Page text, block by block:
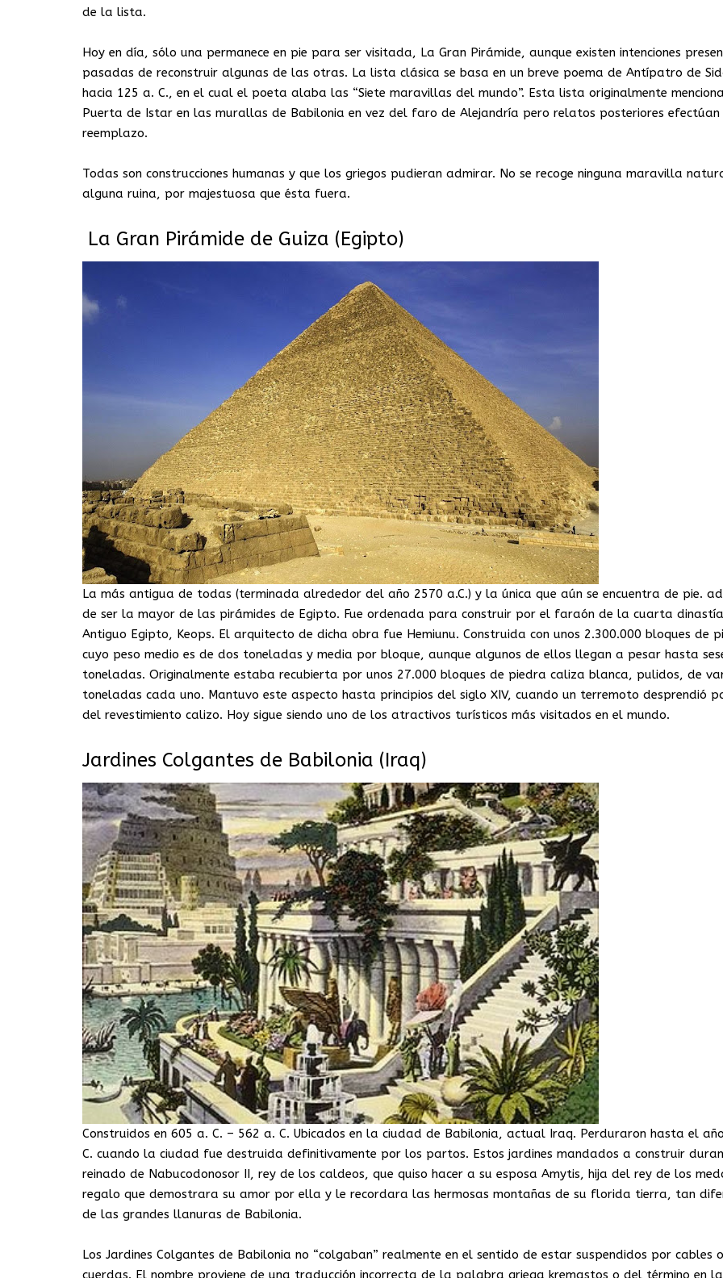
de la lista.
Hoy en día, sólo una permanece en pie para ser visitada, La Gran Pirámide, aunque existen intenciones
pasadas de reconstruir algunas de las otras. La lista clásica se basa en un breve poema de Antípatro de
hacia 125 a. C., en el cual el poeta alaba las “Siete maravillas del mundo”. Esta lista originalmente
Puerta de Istar en las murallas de Babilonia en vez del faro de Alejandría pero relatos posteriores efectúan
reemplazo.
Todas son construcciones humanas y que los griegos pudieran admirar. No se recoge ninguna maravilla
alguna ruina, por majestuosa que ésta fuera.
La Gran Pirámide de Guiza (Egipto)
La más antigua de todas (terminada alrededor del año 2570 a.C.) y la única que aún se encuentra de pie.
de ser la mayor de las pirámides de Egipto. Fue ordenada para construir por el faraón de la cuarta
Antiguo Egipto, Keops. El arquitecto de dicha obra fue Hemiunu. Construida con unos 2.300.000 bloques de
cuyo peso medio es de dos toneladas y media por bloque, aunque algunos de ellos llegan a pesar hasta
toneladas. Originalmente estaba recubierta por unos 27.000 bloques de piedra caliza blanca, pulidos, de
toneladas cada uno. Mantuvo este aspecto hasta principios del siglo XIV, cuando un terremoto desprendió
del revestimiento calizo. Hoy sigue siendo uno de los atractivos turísticos más visitados en el mundo.
Jardines Colgantes de Babilonia (Iraq)
Construidos en 605 a. C. – 562 a. C. Ubicados en la ciudad de Babilonia, actual Iraq. Perduraron hasta el
C. cuando la ciudad fue destruida definitivamente por los partos. Estos jardines mandados a construir
reinado de Nabucodonosor II, rey de los caldeos, que quiso hacer a su esposa Amytis, hija del rey de los
regalo que demostrara su amor por ella y le recordara las hermosas montañas de su florida tierra, tan
de las grandes llanuras de Babilonia.
Los Jardines Colgantes de Babilonia no “colgaban” realmente en el sentido de estar suspendidos por cables o
cuerdas. El nombre proviene de una traducción incorrecta de la palabra griega kremastos o del término en